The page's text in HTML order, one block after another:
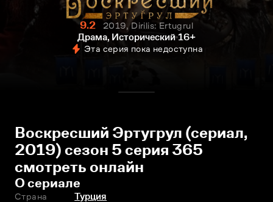
9.2
2019, Dirilis: Ertugrul
Драма, Исторический 16+
Эта серия пока недоступна
Воскресший Эртугрул (сериал,
2019) сезон 5 серия 365
смотреть онлайн
О сериале
Страна Турция